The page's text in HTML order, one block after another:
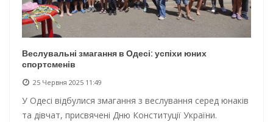
Веслувальні змагання в Одесі: успіхи юних
спортсменів
25 Червня 2025 11:49
У Одесі відбулися змагання з веслування серед юнаків
та дівчат, присвячені Дню Конституції України.